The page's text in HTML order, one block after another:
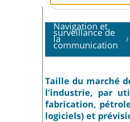
Navigation et
surveillance de
la
communication /
Taille du marché
l’industrie, par
fabrication,
logiciels) et